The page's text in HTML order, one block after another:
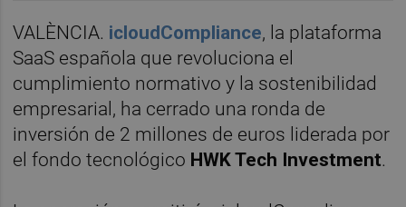
VALÈNCIA. icloudCompliance, la plataforma
SaaS española que revoluciona el
cumplimiento normativo y la sostenibilidad
empresarial, ha cerrado una ronda de
inversión de 2 millones de euros liderada por
el fondo tecnológico HWK Tech Investment.